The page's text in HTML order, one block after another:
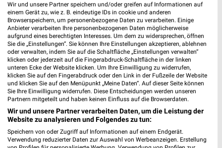
Augenoptik Brüggemann Filialen &
Öffnungszeiten für Ratingen
Augustinum Filialen & Öffnungszeiten für Essen
Auping Katalog und Prospekte für Essen
Wir und unsere Partner speichern und/oder greifen auf Informationen auf
einem Gerät zu, wie z. B. eindeutige IDs in cookie und anderen
Browserspeichern, um personenbezogene Daten zu verarbeiten. Einige
Anbieter verarbeiten Ihre personenbezogenen Daten möglicherweise
aufgrund eines berechtigten Interesses. Um dem zu widersprechen, öffnen
Sie die „Einstellungen“. Sie können Ihre Einstellungen akzeptieren, ablehnen
oder verwalten, indem Sie auf die Schaltfläche „Einstellungen verwalten“
klicken oder jederzeit auf die Fingerabdruck-Schaltfläche in der linken
unteren Ecke der Website klicken. Um Ihre Einwilligung zu widerrufen,
klicken Sie auf den Fingerabdruck oder den Link in der Fußzeile der Website
und klicken Sie auf den Menüpunkt „Meine Daten“. Auf dieser Seite können
Sie Ihre Einwilligung widerrufen. Diese Entscheidungen werden unseren
Partnern mitgeteilt und haben keinen Einfluss auf die Browserdaten.
Wir und unsere Partner verarbeiten Daten, um die Leistung der
Website zu analysieren und Folgendes zu tun:
Speichern von oder Zugriff auf Informationen auf einem Endgerät.
Verwendung reduzierter Daten zur Auswahl von Werbeanzeigen. Erstellung